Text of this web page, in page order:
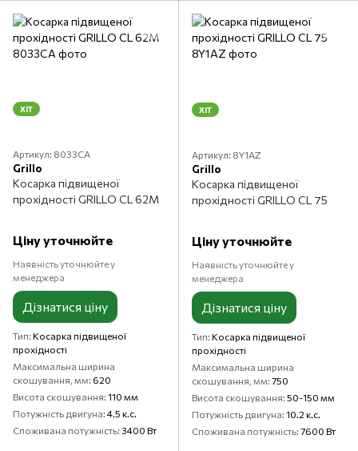
ХІТ
Артикул: 8033CA
Grillo
Косарка підвищеної
прохідності GRILLO CL 62M
Ціну уточнюйте
Наявність уточнюйте у
менеджера
Дізнатися ціну
Тип Косарка підвищеної
прохідності
Максимальна ширина
скошування, мм 620
Висота скошування 110 мм
Потужність двигуна 4.5 к.с.
Споживана потужність 3400 Вт
ХІТ
Артикул: 8Y1AZ
Grillo
Косарка підвищеної
прохідності GRILLO CL 75
Ціну уточнюйте
Наявність уточнюйте у
менеджера
Дізнатися ціну
Тип Косарка підвищеної
прохідності
Максимальна ширина
скошування, мм 750
Висота скошування 50-150 мм
Потужність двигуна 10.2 к.с.
Споживана потужність 7600 Вт